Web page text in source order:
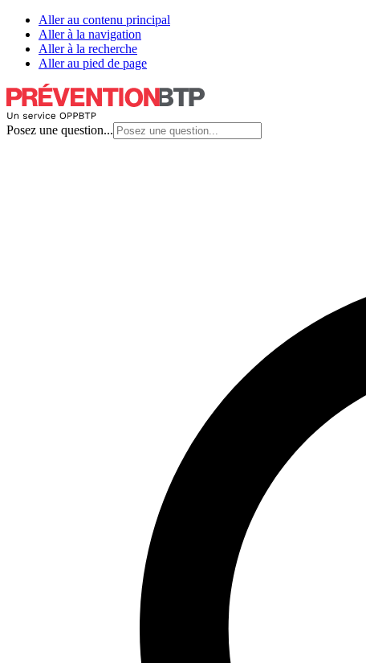
Aller au contenu principal
Aller à la navigation
Aller à la recherche
Aller au pied de page
Posez une question...